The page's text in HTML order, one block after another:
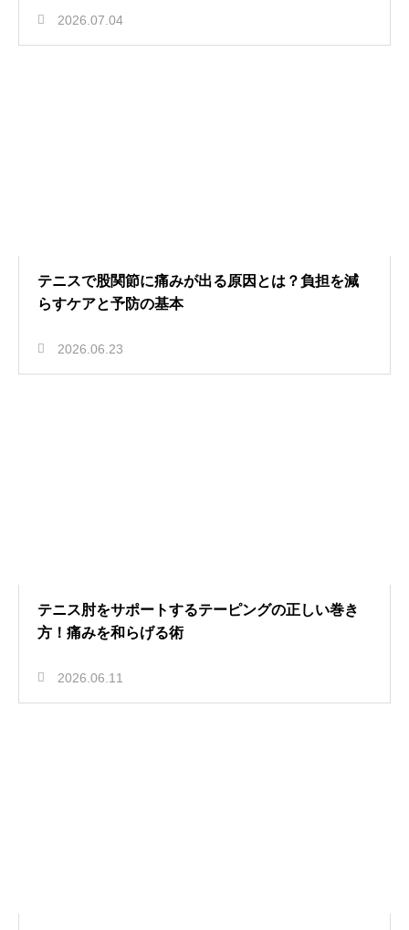
2026.07.04
テニスで股関節に痛みが出る原因とは？負担を減
らすケアと予防の基本
2026.06.23
テニス肘をサポートするテーピングの正しい巻き
方！痛みを和らげる術
2026.06.11